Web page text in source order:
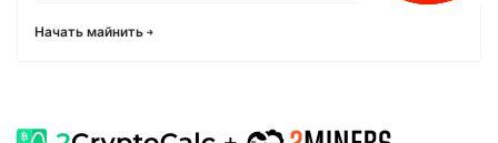
Начать майнить